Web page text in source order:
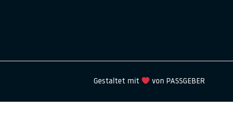
Gestaltet mit von PASSGEBER